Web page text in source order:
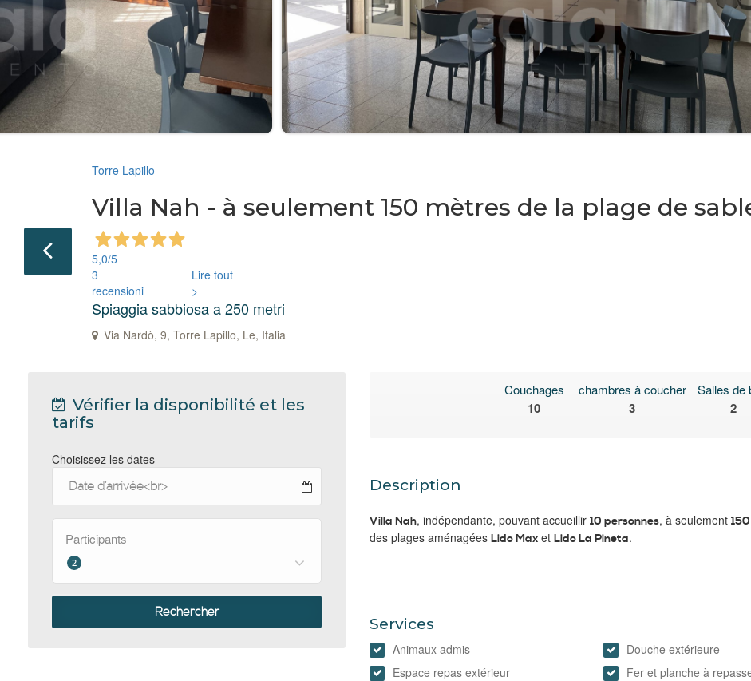
Torre Lapillo
Villa Nah - à seulement 150 mètres de la plage de
5,0/5
3
recensioni
Lire tout
>
Spiaggia sabbiosa a 250 metri
Via Nardò, 9, Torre Lapillo, Le, Italia
Vérifier la disponibilité et les
tarifs
Choisissez les dates
Participants
2
Rechercher
Couchages
10
chambres à coucher
3
Salles de
2
Description
Villa Nah, indépendante, pouvant accueillir 10 personnes, à seulement
des plages aménagées Lido Max et Lido La Pineta.
Services
Animaux admis
Espace repas extérieur
Douche extérieure
Fer et planche à